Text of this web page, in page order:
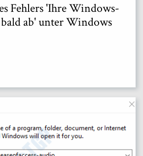
Fehlers 'Ihre Windows-
ab' unter Windows